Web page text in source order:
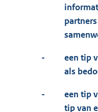
-
een tip
als
-
een tip
tip van